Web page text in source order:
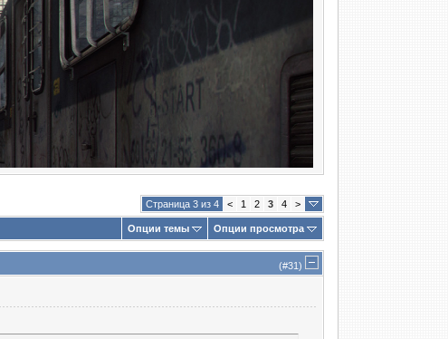
Страница 3 из 4 < 1 2 3 4 >
Опции темы Опции просмотра
(#31)